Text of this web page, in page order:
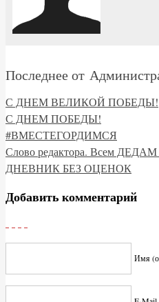
Последнее от
С ДНЕМ ВЕЛИКОЙ ПОБЕДЫ!
С ДНЕМ ПОБЕДЫ!
#ВМЕСТЕГОРДИМСЯ
Слово редактора. Всем
ДНЕВНИК БЕЗ ОЦЕНОК
Добавить комментарий
Имя